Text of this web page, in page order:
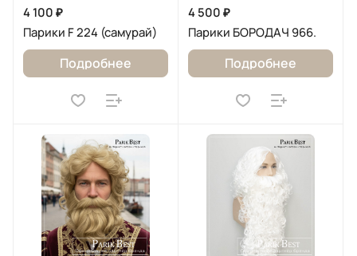
4 100 ₽
Парики F 224 (самурай)
Подробнее
4 500 ₽
Парики БОРОДАЧ 966.
Подробнее